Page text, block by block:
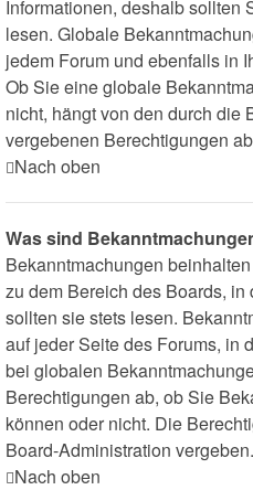
Informationen, deshalb sollten
lesen. Globale
jedem Forum und ebenfalls in
Ob Sie eine globale
nicht, hängt von den durch die
vergebenen Berechtigungen
Nach oben
Was sind
Bekanntmachungen
zu dem Bereich des Boards,
sollten sie stets lesen.
auf jeder Seite des Forums, in
bei globalen
Berechtigungen ab, ob Sie
können oder nicht. Die
Board-Administration vergeben.
Nach oben